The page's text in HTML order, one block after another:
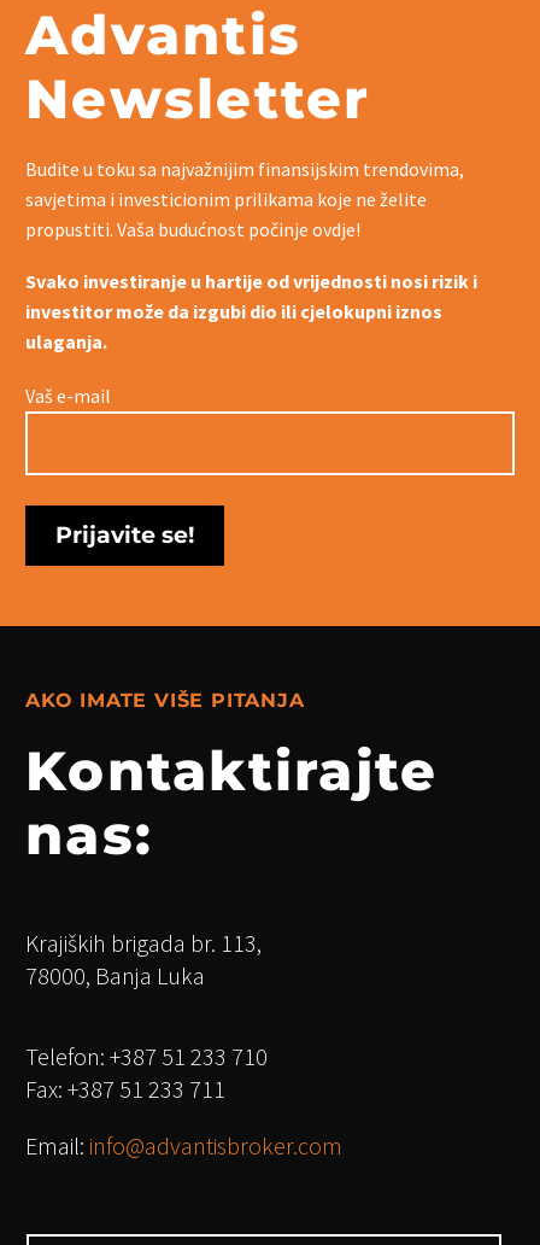
Advantis
Newsletter
Budite u toku sa najvažnijim finansijskim trendovima,
savjetima i investicionim prilikama koje ne želite
propustiti. Vaša budućnost počinje ovdje!
Svako investiranje u hartije od vrijednosti nosi rizik i
investitor može da izgubi dio ili cjelokupni iznos
ulaganja.
Vaš e-mail
AKO IMATE VIŠE PITANJA
Kontaktirajte
nas:
Krajiških brigada br. 113,
78000, Banja Luka
Telefon: +387 51 233 710
Fax: +387 51 233 711
Email: info@advantisbroker.com